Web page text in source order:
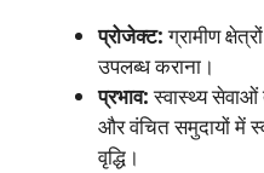
प्रोजेक्ट:ग्रामीण
उपलब्ध कराना।
प्रभाव:स्वास्थ्य
और वंचित समुदायों में
वृद्धि।